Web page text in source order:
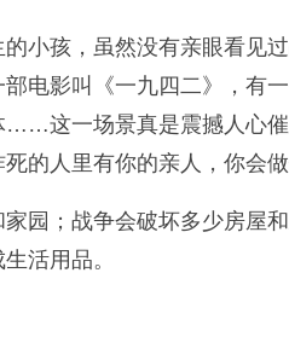
小孩，虽然没有亲眼看见
电影叫《一九四二》，
这一场景真是震撼人心
的人里有你的亲人，你会
园；战争会破坏多少房屋
活用品。